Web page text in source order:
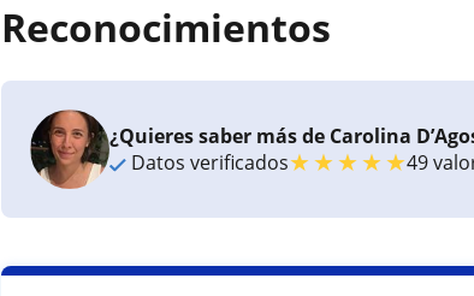
Reconocimientos
¿Quieres saber más de Carolina
Datos verificados★★★★★49